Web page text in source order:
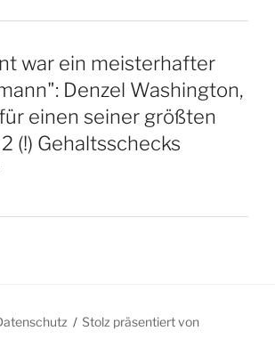
war ein meisterhafter
Denzel Washington,
einen seiner größten
(!) Gehaltsschecks
Stolz präsentiert von